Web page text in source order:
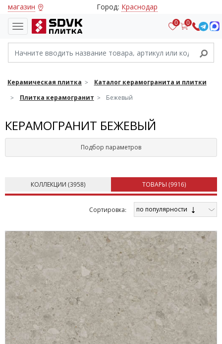
магазин Город: Краснодар
0 0
Керамическая плитка
Каталог керамогранита и плитки
Плитка керамогранит
Бежевый
КЕРАМОГРАНИТ БЕЖЕВЫЙ
Подбор параметров
КОЛЛЕКЦИИ (3958) ТОВАРЫ (9916)
Cортировка: по популярности